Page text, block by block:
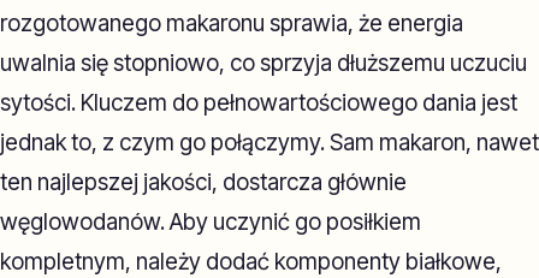
rozgotowanego makaronu sprawia, że energia
uwalnia się stopniowo, co sprzyja dłuższemu uczuciu
sytości. Kluczem do pełnowartościowego dania jest
jednak to, z czym go połączymy. Sam makaron, nawet
ten najlepszej jakości, dostarcza głównie
węglowodanów. Aby uczynić go posiłkiem
kompletnym, należy dodać komponenty białkowe,